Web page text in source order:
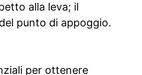
alla leva; il
punto di appoggio.
per ottenere